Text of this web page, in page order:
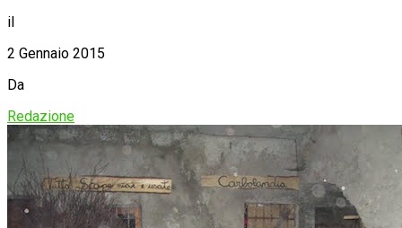
il
2 Gennaio 2015
Da
Redazione